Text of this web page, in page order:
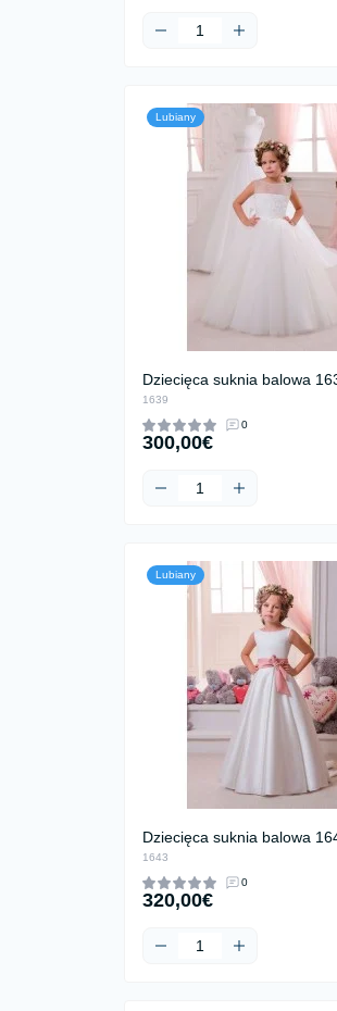
Lubiany
Dziecięca suknia balowa
1639
0
300,00€
Lubiany
Dziecięca suknia balowa
1643
0
320,00€